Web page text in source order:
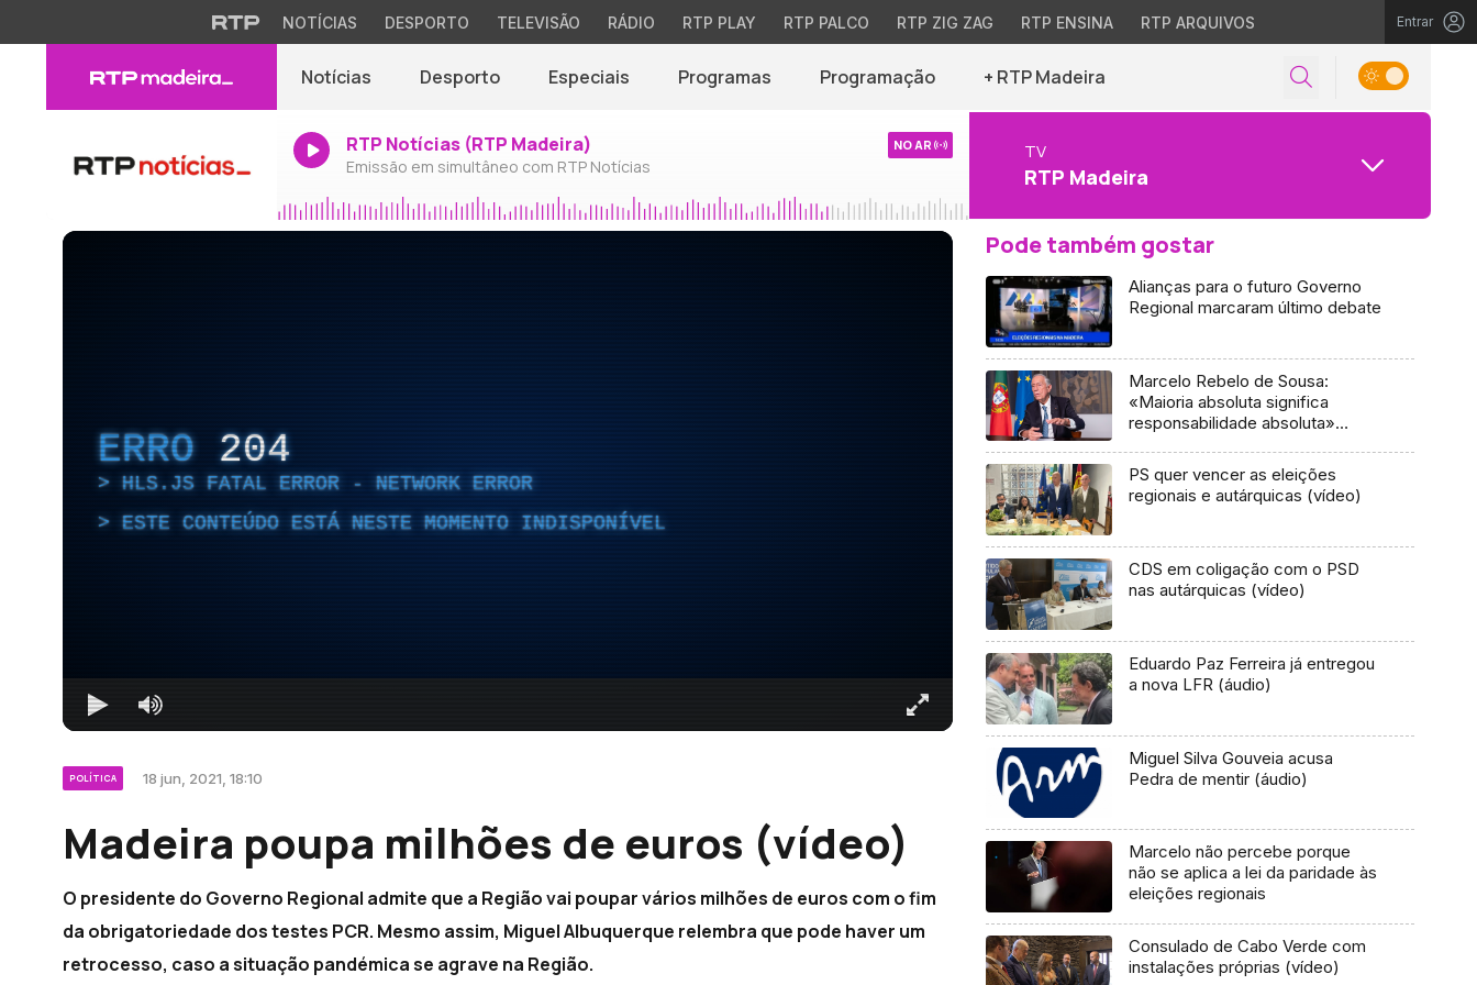
NOTÍCIAS DESPORTO TELEVISÃO RÁDIO RTP PLAY RTP PALCO RTP ZIG ZAG RTP ENSINA RTP ARQUIVOS Entrar
Notícias Desporto Especiais Programas Programação + RTP Madeira
RTP Notícias (RTP Madeira)
Emissão em simultâneo com RTP Notícias
NO AR TV
RTP Madeira
ERRO 204
HLS.JS FATAL ERROR - NETWORK ERROR
ESTE CONTEÚDO ESTÁ NESTE MOMENTO INDISPONÍVEL
POLÍTICA 18 jun, 2021, 18:10
Madeira poupa milhões de euros (vídeo)
O presidente do Governo Regional admite que a Região vai poupar vários milhões de euros com o fim
da obrigatoriedade dos testes PCR. Mesmo assim, Miguel Albuquerque relembra que pode haver um
retrocesso, caso a situação pandémica se agrave na Região.
Pode também gostar
Alianças para o futuro Governo
Regional marcaram último debate
Marcelo Rebelo de Sousa:
«Maioria absoluta significa
responsabilidade absoluta»
PS quer vencer as eleições
regionais e autárquicas (vídeo)
CDS em coligação com o PSD
nas autárquicas (vídeo)
Eduardo Paz Ferreira já entregou
a nova LFR (áudio)
Miguel Silva Gouveia acusa
Pedra de mentir (áudio)
Marcelo não percebe porque
não se aplica a lei da paridade às
eleições regionais
Consulado de Cabo Verde com
instalações próprias (vídeo)